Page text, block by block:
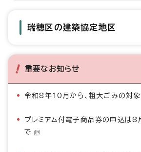
瑞穂区の建築協定地区
重要なお知らせ
令和8年10月から、粗大ごみの対象
プレミアム付電子商品券の申込は8
で